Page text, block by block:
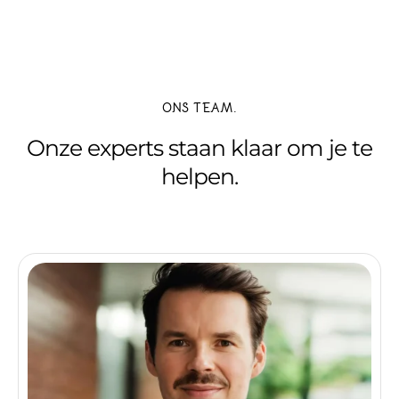
ONS TEAM.
Onze experts staan klaar om je te
helpen.